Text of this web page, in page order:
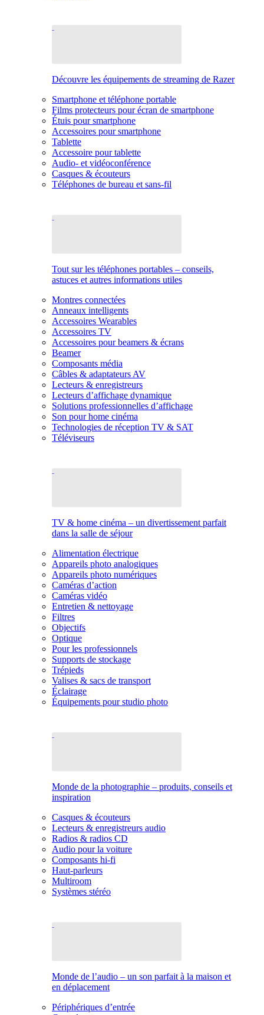
Découvre les équipements de streaming de Razer
Smartphone et téléphone portable
Films protecteurs pour écran de smartphone
Étuis pour smartphone
Accessoires pour smartphone
Tablette
Accessoire pour tablette
Audio- et vidéoconférence
Casques & écouteurs
Téléphones de bureau et sans-fil
Tout sur les téléphones portables – conseils,
astuces et autres informations utiles
Montres connectées
Anneaux intelligents
Accessoires Wearables
Accessoires TV
Accessoires pour beamers & écrans
Beamer
Composants média
Câbles & adaptateurs AV
Lecteurs & enregistreurs
Lecteurs d’affichage dynamique
Solutions professionnelles d’affichage
Son pour home cinéma
Technologies de réception TV & SAT
Téléviseurs
TV & home cinéma – un divertissement parfait
dans la salle de séjour
Alimentation électrique
Appareils photo analogiques
Appareils photo numériques
Caméras d’action
Caméras vidéo
Entretien & nettoyage
Filtres
Objectifs
Optique
Pour les professionnels
Supports de stockage
Trépieds
Valises & sacs de transport
Éclairage
Équipements pour studio photo
Monde de la photographie – produits, conseils et
inspiration
Casques & écouteurs
Lecteurs & enregistreurs audio
Radios & radios CD
Audio pour la voiture
Composants hi-fi
Haut-parleurs
Multiroom
Systèmes stéréo
Monde de l’audio – un son parfait à la maison et
en déplacement
Périphériques d’entrée